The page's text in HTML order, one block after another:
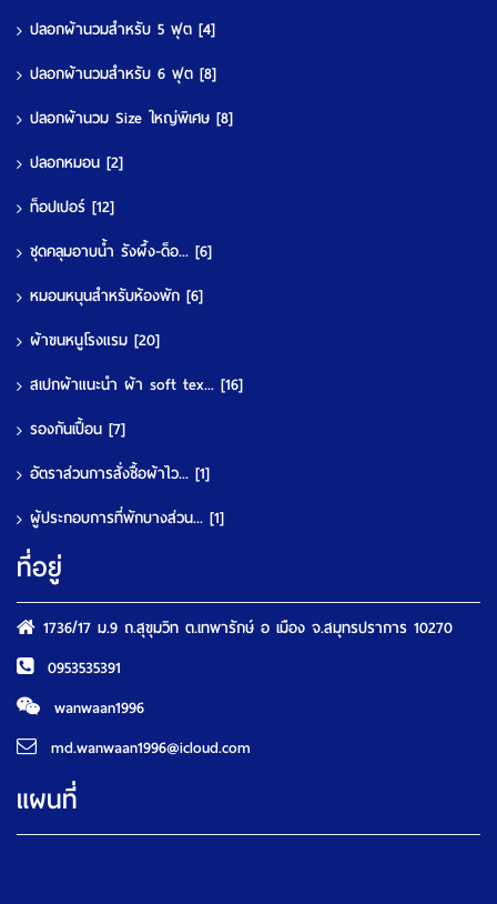
ปลอกผ้านวมสำหรับ 5 ฟุต [4]
ปลอกผ้านวมสำหรับ 6 ฟุต [8]
ปลอกผ้านวม Size ใหญ่พิเศษ [8]
ปลอกหมอน [2]
ท็อปเปอร์ [12]
ชุดคลุมอาบน้ำ รังผึ้ง-ด็อ... [6]
หมอนหนุนสำหรับห้องพัก [6]
ผ้าขนหนูโรงแรม [20]
สเปกผ้าแนะนำ ผ้า soft tex... [16]
รองกันเปื้อน [7]
อัตราส่วนการสั่งซื้อผ้าไว... [1]
ผู้ประกอบการที่พักบางส่วน... [1]
ที่อยู่
1736/17 ม.9 ถ.สุขุมวิท ต.เทพารักษ์ อ เมือง จ.สมุทรปราการ 10270
0953535391
wanwaan1996
md.wanwaan1996@icloud.com
แผนที่